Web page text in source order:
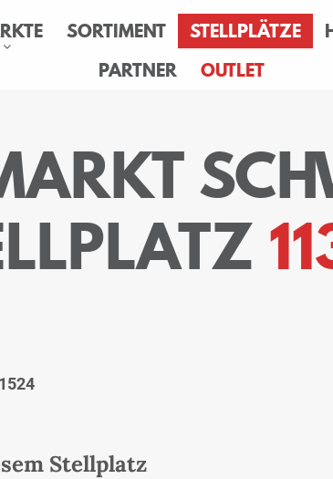
SORTIMENT STELLPLÄTZE
PARTNER
OUTLET
Stellplatz